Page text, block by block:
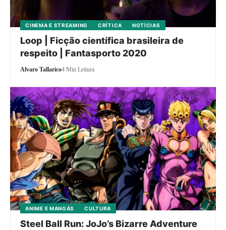
CINEMA E STREAMING CRÍTICA NOTÍCIAS
Loop | Ficção científica brasileira de
respeito | Fantasporto 2020
Alvaro Tallarico4 Min Leitura
ANIME E MANGÁS CULTURA
Steel Ball Run: JoJo’s Bizarre Adventure